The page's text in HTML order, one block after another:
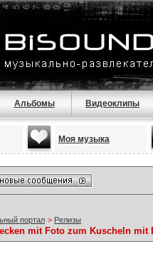
Альбомы Видеоклипы
Моя музыка
портал > Релизы
mit Foto zum Kuscheln mit